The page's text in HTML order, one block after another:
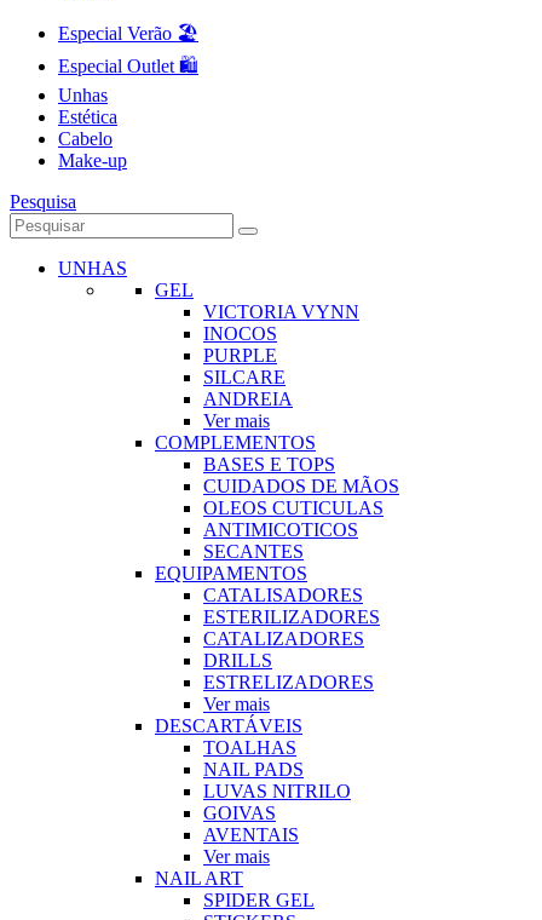
Especial Verão 🏖️
Especial Outlet 🛍️
Unhas
Estética
Cabelo
Make-up
Pesquisa
UNHAS
GEL
VICTORIA VYNN
INOCOS
PURPLE
SILCARE
ANDREIA
Ver mais
COMPLEMENTOS
BASES E TOPS
CUIDADOS DE MÃOS
OLEOS CUTICULAS
ANTIMICOTICOS
SECANTES
EQUIPAMENTOS
CATALISADORES
ESTERILIZADORES
CATALIZADORES
DRILLS
ESTRELIZADORES
Ver mais
DESCARTÁVEIS
TOALHAS
NAIL PADS
LUVAS NITRILO
GOIVAS
AVENTAIS
Ver mais
NAIL ART
SPIDER GEL